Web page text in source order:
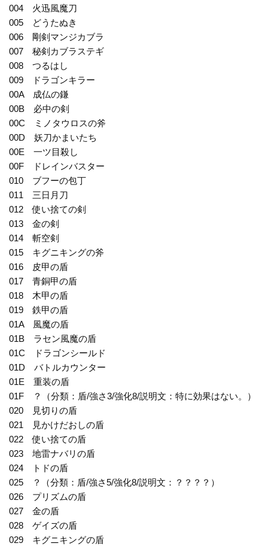
004 火迅風魔刀
005 どうたぬき
006 剛剣マンジカブラ
007 秘剣カブラステギ
008 つるはし
009 ドラゴンキラー
00A 成仏の鎌
00B 必中の剣
00C ミノタウロスの斧
00D 妖刀かまいたち
00E 一ツ目殺し
00F ドレインバスター
010 ブフーの包丁
011 三日月刀
012 使い捨ての剣
013 金の剣
014 斬空剣
015 キグニキングの斧
016 皮甲の盾
017 青銅甲の盾
018 木甲の盾
019 鉄甲の盾
01A 風魔の盾
01B ラセン風魔の盾
01C ドラゴンシールド
01D バトルカウンター
01E 重装の盾
01F ？（分類：盾/強さ3/強化8/説明文：特に効果はない。）
020 見切りの盾
021 見かけだおしの盾
022 使い捨ての盾
023 地雷ナバリの盾
024 トドの盾
025 ？（分類：盾/強さ5/強化8/説明文：？？？？）
026 プリズムの盾
027 金の盾
028 ゲイズの盾
029 キグニキングの盾